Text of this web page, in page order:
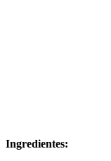
Ingredientes: